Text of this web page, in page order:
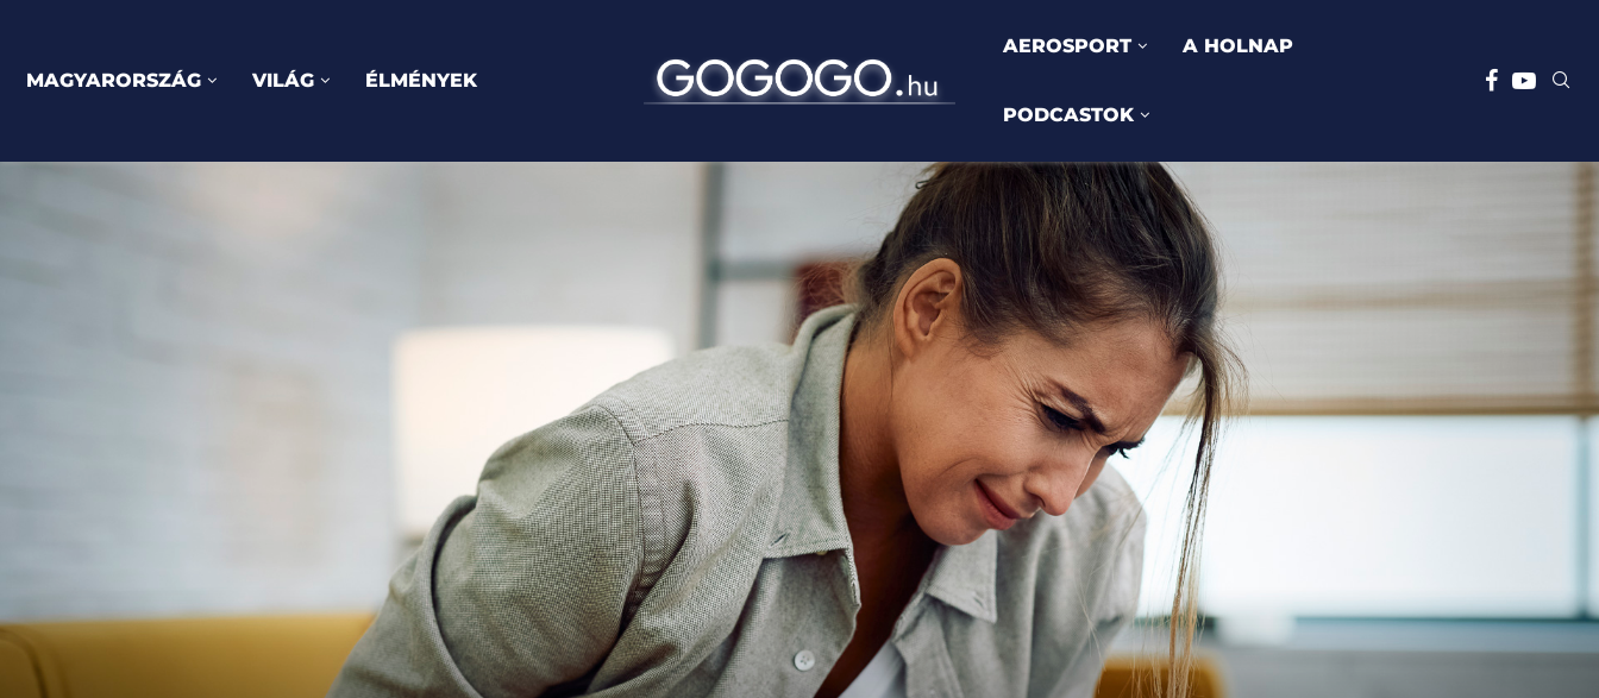
MAGYARORSZÁG VILÁG ÉLMÉNYEK
AEROSPORT A HOLNAP
PODCASTOK